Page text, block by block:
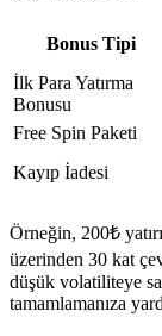
Bonus Tipi
İlk Para Yatırma
Bonusu
Free Spin Paketi
Kayıp İadesi
Örneğin, 200₺
üzerinden 30 kat
düşük volatiliteye
tamamlamanıza